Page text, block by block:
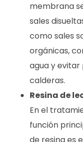
membrana
sales
como sales
orgánicas,
agua y evitar
calderas.
Resina de
En el
función